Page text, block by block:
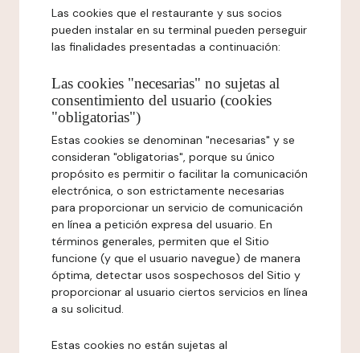
Las cookies que el restaurante y sus socios
pueden instalar en su terminal pueden perseguir
las finalidades presentadas a continuación:
Las cookies "necesarias" no sujetas al
consentimiento del usuario (cookies
"obligatorias")
Estas cookies se denominan "necesarias" y se
consideran "obligatorias", porque su único
propósito es permitir o facilitar la comunicación
electrónica, o son estrictamente necesarias
para proporcionar un servicio de comunicación
en línea a petición expresa del usuario. En
términos generales, permiten que el Sitio
funcione (y que el usuario navegue) de manera
óptima, detectar usos sospechosos del Sitio y
proporcionar al usuario ciertos servicios en línea
a su solicitud.
Estas cookies no están sujetas al